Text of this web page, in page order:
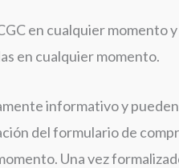
en cualquier momento
en cualquier momento.
informativo y
del formulario de
Una vez